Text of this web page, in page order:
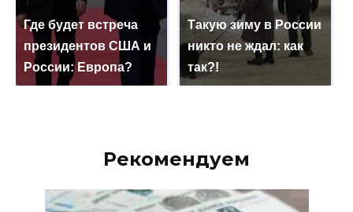
Где будет встреча
президентов США и
России: Европа?
Такую зиму в России
никто не ждал: как
так?!
Рекомендуем